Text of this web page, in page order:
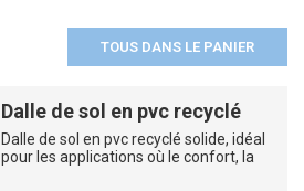
TOUS DANS LE PANIER
Dalle de sol en pvc recyclé
Dalle de sol en pvc recyclé solide, idéal
pour les applications où le confort, la